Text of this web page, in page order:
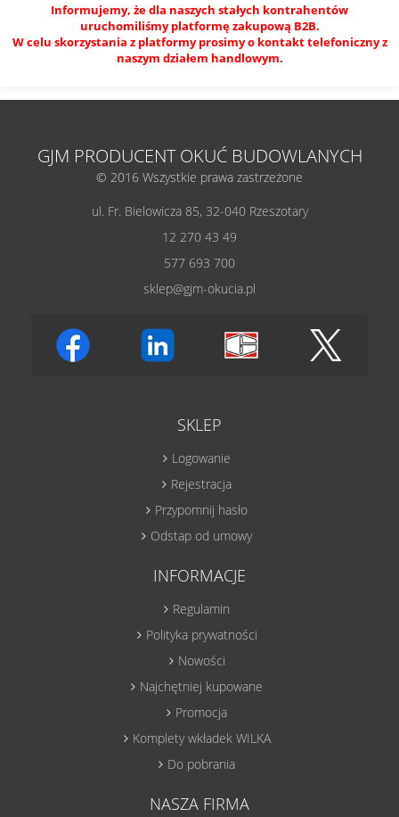
Informujemy, że dla naszych stałych kontrahentów
uruchomiliśmy platformę zakupową B2B.
W celu skorzystania z platformy prosimy o kontakt telefoniczny z
naszym działem handlowym.
GJM PRODUCENT OKUĆ BUDOWLANYCH
© 2016 Wszystkie prawa zastrzeżone
ul. Fr. Bielowicza 85, 32-040 Rzeszotary
12 270 43 49
577 693 700
sklep@gjm-okucia.pl
SKLEP
Logowanie
Rejestracja
Przypomnij hasło
Odstap od umowy
INFORMACJE
Regulamin
Polityka prywatności
Nowości
Najchętniej kupowane
Promocja
Komplety wkładek WILKA
Do pobrania
NASZA FIRMA